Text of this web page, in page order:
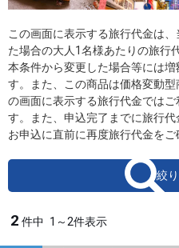
この画面に表示する旅行代金は
た場合の大人1名様あたりの旅行
本条件から変更した場合等には
す。また、この商品は価格変動
の画面に表示する旅行代金では
す。また、申込完了までに旅行代
お申込に直前に再度旅行代金をご
絞
2 件中 1～2件表示